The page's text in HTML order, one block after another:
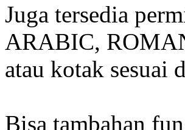
Juga tersedia
ARABIC,
atau kotak sesuai
Bisa tambahan